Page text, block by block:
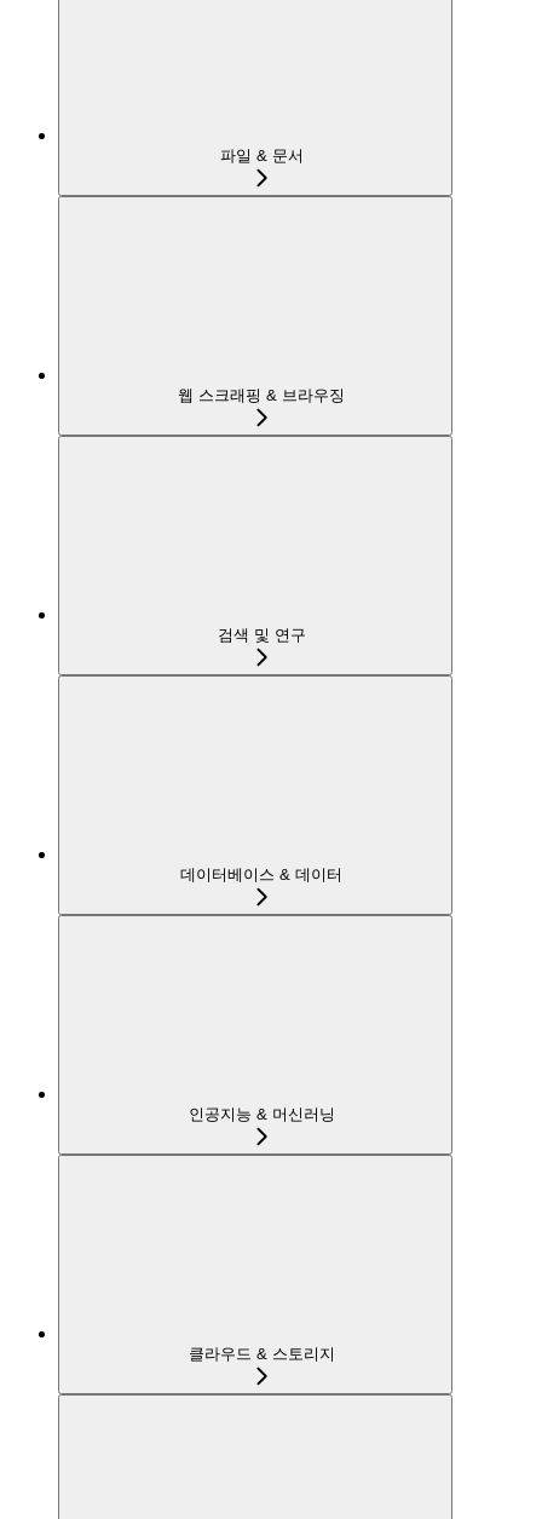
파일 & 문서
웹 스크래핑 & 브라우징
검색 및 연구
데이터베이스 & 데이터
인공지능 & 머신러닝
클라우드 & 스토리지